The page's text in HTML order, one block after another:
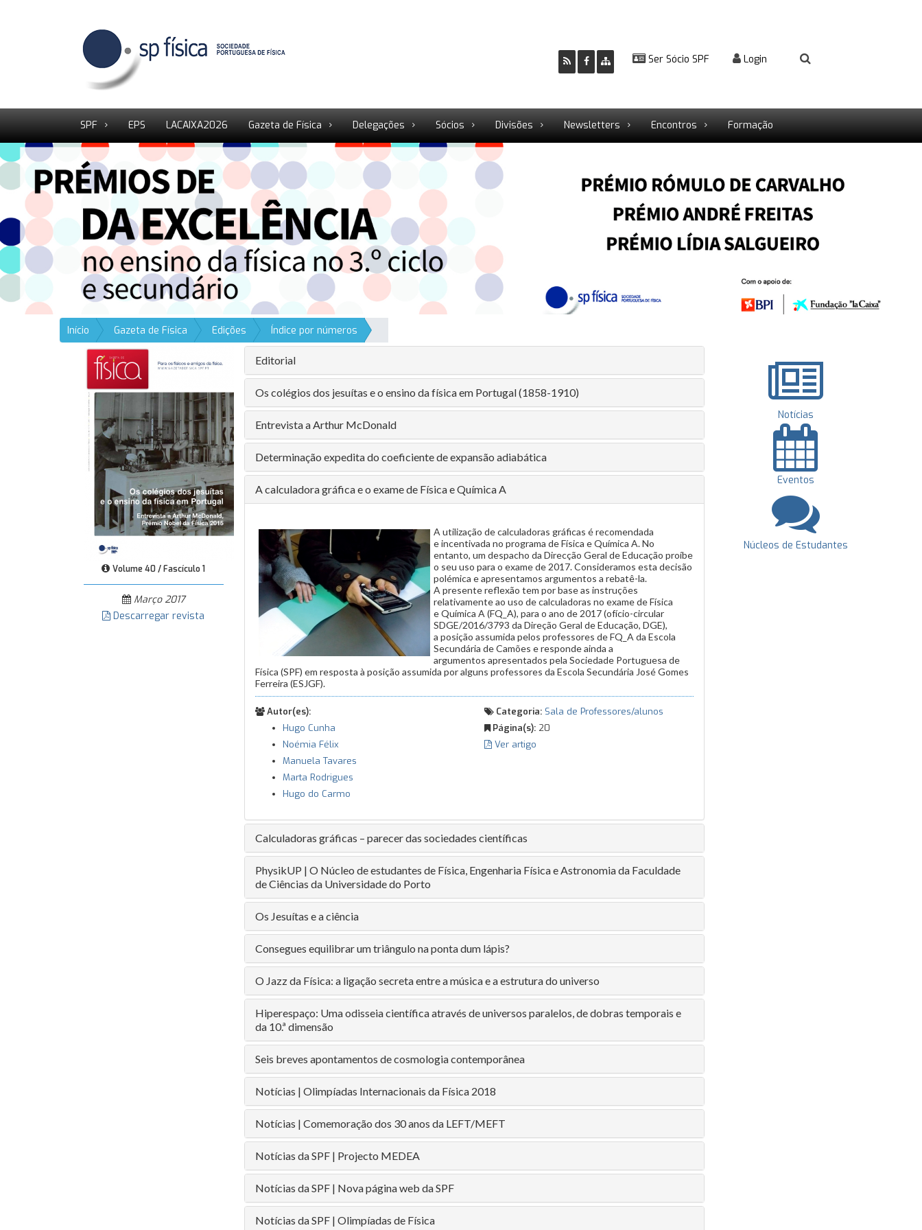
Ser Sócio SPF Login
SPF EPS LACAIXA2026 Gazeta de Física Delegações Sócios Divisões Newsletters Encontros Formação
Início Gazeta de Física Edições Índice por números
Volume 40 / Fascículo 1
Março 2017
Descarregar revista
Editorial
Os colégios dos jesuítas e o ensino da física em Portugal (1858-1910)
Entrevista a Arthur McDonald
Determinação expedita do coeficiente de expansão adiabática
A calculadora gráfica e o exame de Física e Química A
A utilização de calculadoras gráficas é recomendada
e incentivada no programa de Física e Química A. No
entanto, um despacho da Direcção Geral de Educação proíbe
o seu uso para o exame de 2017. Consideramos esta decisão
polémica e apresentamos argumentos a rebatê-la.
A presente reflexão tem por base as instruções
relativamente ao uso de calculadoras no exame de Física
e Química A (FQ_A), para o ano de 2017 (ofício-circular
SDGE/2016/3793 da Direção Geral de Educação, DGE),
a posição assumida pelos professores de FQ_A da Escola
Secundária de Camões e responde ainda a
argumentos apresentados pela Sociedade Portuguesa de
Física (SPF) em resposta à posição assumida por alguns professores da Escola Secundária José Gomes
Ferreira (ESJGF).
Autor(es):
Hugo Cunha
Noémia Félix
Manuela Tavares
Marta Rodrigues
Hugo do Carmo
Categoria: Sala de Professores/alunos
Página(s): 20
Ver artigo
Calculadoras gráficas – parecer das sociedades científicas
PhysikUP | O Núcleo de estudantes de Física, Engenharia Física e Astronomia da Faculdade
de Ciências da Universidade do Porto
Os Jesuítas e a ciência
Consegues equilibrar um triângulo na ponta dum lápis?
O Jazz da Física: a ligação secreta entre a música e a estrutura do universo
Hiperespaço: Uma odisseia científica através de universos paralelos, de dobras temporais e
da 10.ª dimensão
Seis breves apontamentos de cosmologia contemporânea
Notícias | Olimpíadas Internacionais da Física 2018
Notícias | Comemoração dos 30 anos da LEFT/MEFT
Notícias da SPF | Projecto MEDEA
Notícias da SPF | Nova página web da SPF
Notícias da SPF | Olimpíadas de Física
Notícias
Eventos
Núcleos de Estudantes